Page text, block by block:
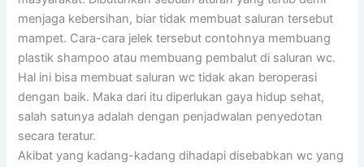
menjaga kebersihan, biar tidak membuat saluran tersebut
mampet. Cara-cara jelek tersebut contohnya membuang
plastik shampoo atau membuang pembalut di saluran wc.
Hal ini bisa membuat saluran wc tidak akan beroperasi
dengan baik. Maka dari itu diperlukan gaya hidup sehat,
salah satunya adalah dengan penjadwalan penyedotan
secara teratur.
Akibat yang kadang-kadang dihadapi disebabkan wc yang